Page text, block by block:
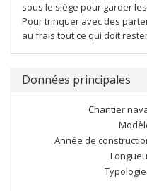
sous le siège pour garder
Pour trinquer avec des
au frais tout ce qui doit
Données principales
Chantier
Année de